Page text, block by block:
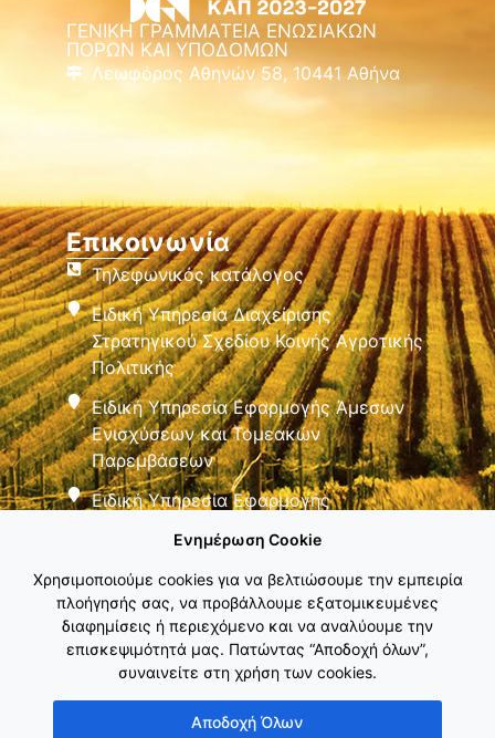
ΓΕΝΙΚΗ ΓΡΑΜΜΑΤΕΙΑ ΕΝΩΣΙΑΚΩΝ
ΠΟΡΩΝ ΚΑΙ ΥΠΟΔΟΜΩΝ
Λεωφόρος Αθηνών 58, 10441 Αθήνα
Επικοινωνία
Τηλεφωνικός κατάλογος
Ειδική Υπηρεσία Διαχείρισης
Στρατηγικού Σχεδίου Κοινής Αγροτικής
Πολιτικής
Ειδική Υπηρεσία Εφαρμογής Άμεσων
Ενισχύσεων και Τομεακών
Παρεμβάσεων
Ειδική Υπηρεσία Εφαρμογής
Εθνικό Δίκτυο ΚΑΠ
Ενημέρωση Cookie
Χρησιμοποιούμε cookies για να βελτιώσουμε την εμπειρία
πλοήγησής σας, να προβάλλουμε εξατομικευμένες
διαφημίσεις ή περιεχόμενο και να αναλύουμε την
επισκεψιμότητά μας. Πατώντας “Αποδοχή όλων”,
συναινείτε στη χρήση των cookies.
Αποδοχή Όλων